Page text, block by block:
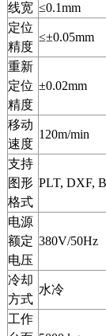
线宽 ≤0.1mm
定位
精度
≤±0.05mm
重新
定位
精度
±0.02mm
移动
速度
120m/min
支持
图形
格式
PLT, DXF,
电源
额定
电压
380V/50Hz
冷却
方式
水冷
工作